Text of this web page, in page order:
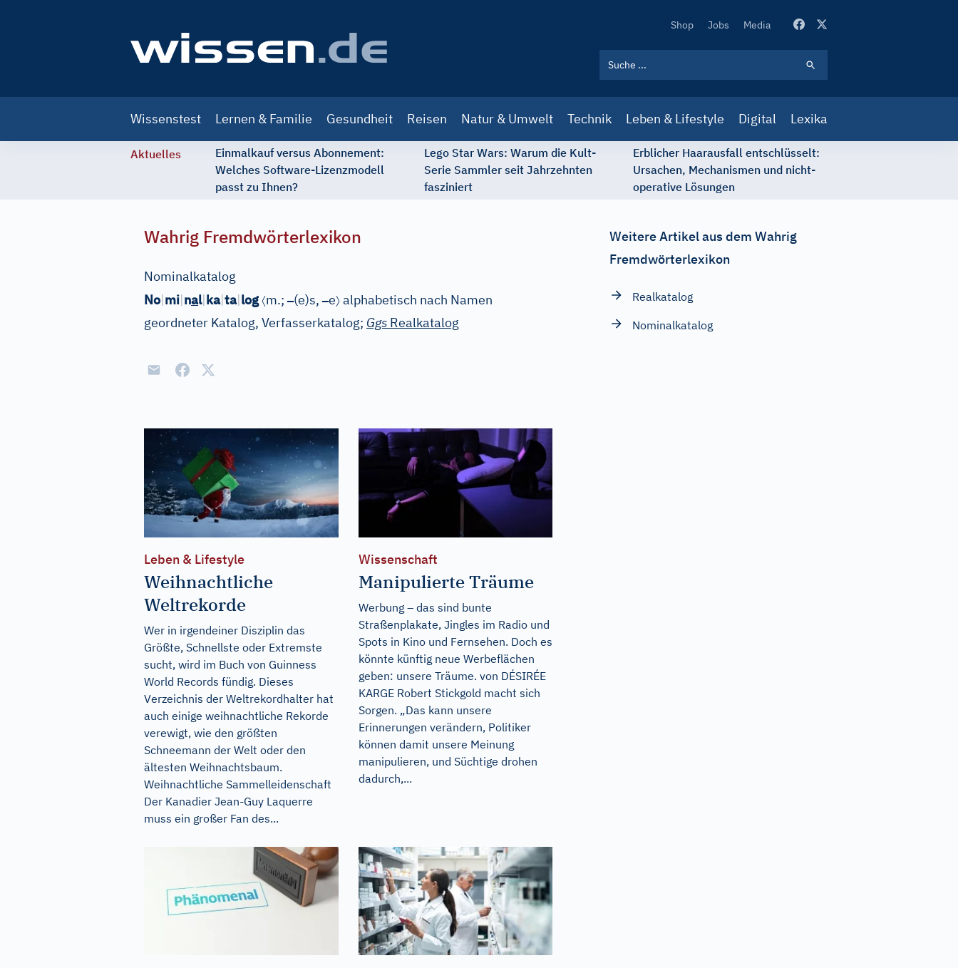
Secondary
Shop Jobs Media
navigation
Wissenstest Lernen & Familie Gesundheit Reisen Natur & Umwelt Technik Leben & Lifestyle Digital Lexika
Aktuelles
Einmalkauf versus Abonnement:
Welches Software-Lizenzmodell
passt zu Ihnen?
Lego Star Wars: Warum die Kult-
Serie Sammler seit Jahrzehnten
fasziniert
Erblicher Haarausfall entschlüsselt:
Ursachen, Mechanismen und nicht-
operative Lösungen
Wahrig Fremdwörterlexikon
Nominalkatalog
No|mi|nal|ka|ta|log〈m.;–(e)s,–e〉alphabetisch nach Namen
geordneter Katalog, Verfasserkatalog; Ggs Realkatalog
Leben & Lifestyle
Weihnachtliche
Weltrekorde
Wer in irgendeiner Disziplin das
Größte, Schnellste oder Extremste
sucht, wird im Buch von Guinness
World Records fündig. Dieses
Verzeichnis der Weltrekordhalter hat
auch einige weihnachtliche Rekorde
verewigt, wie den größten
Schneemann der Welt oder den
ältesten Weihnachtsbaum.
Weihnachtliche Sammelleidenschaft
Der Kanadier Jean-Guy Laquerre
muss ein großer Fan des...
Wissenschaft
Manipulierte Träume
Werbung – das sind bunte
Straßenplakate, Jingles im Radio und
Spots in Kino und Fernsehen. Doch es
könnte künftig neue Werbeflächen
geben: unsere Träume. von DÉSIRÉE
KARGE Robert Stickgold macht sich
Sorgen. „Das kann unsere
Erinnerungen verändern, Politiker
können damit unsere Meinung
manipulieren, und Süchtige drohen
dadurch,...
Weitere Artikel aus dem Wahrig
Fremdwörterlexikon
Realkatalog
Nominalkatalog